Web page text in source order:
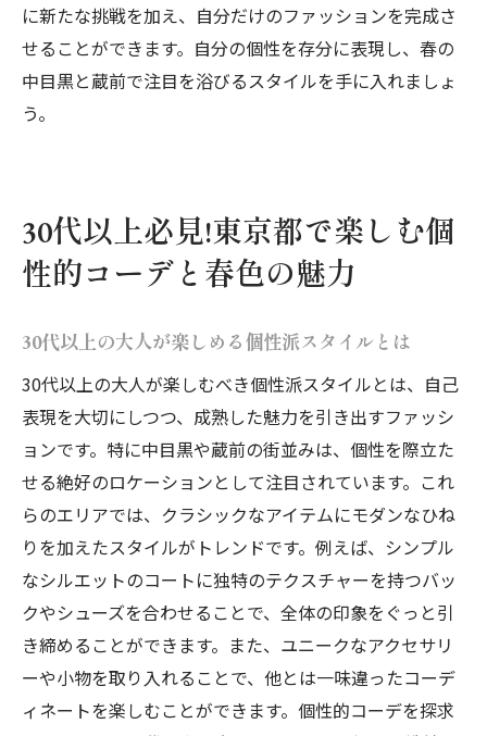
に新たな挑戦を加え、自分だけのファッションを完成さ
せることができます。自分の個性を存分に表現し、春の
中目黒と蔵前で注目を浴びるスタイルを手に入れましょ
う。
30代以上必見!東京都で楽しむ個
性的コーデと春色の魅力
30代以上の大人が楽しめる個性派スタイルとは
30代以上の大人が楽しむべき個性派スタイルとは、自己
表現を大切にしつつ、成熟した魅力を引き出すファッシ
ョンです。特に中目黒や蔵前の街並みは、個性を際立た
せる絶好のロケーションとして注目されています。これ
らのエリアでは、クラシックなアイテムにモダンなひね
りを加えたスタイルがトレンドです。例えば、シンプル
なシルエットのコートに独特のテクスチャーを持つバッ
クやシューズを合わせることで、全体の印象をぐっと引
き締めることができます。また、ユニークなアクセサリ
ーや小物を取り入れることで、他とは一味違ったコーデ
ィネートを楽しむことができます。個性的コーデを探求